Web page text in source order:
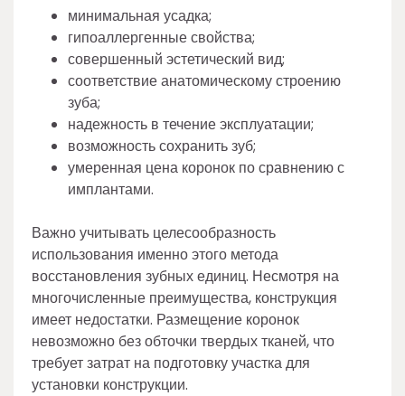
минимальная усадка;
гипоаллергенные свойства;
совершенный эстетический вид;
соответствие анатомическому строению
зуба;
надежность в течение эксплуатации;
возможность сохранить зуб;
умеренная цена коронок по сравнению с
имплантами.
Важно учитывать целесообразность
использования именно этого метода
восстановления зубных единиц. Несмотря на
многочисленные преимущества, конструкция
имеет недостатки. Размещение коронок
невозможно без обточки твердых тканей, что
требует затрат на подготовку участка для
установки конструкции.